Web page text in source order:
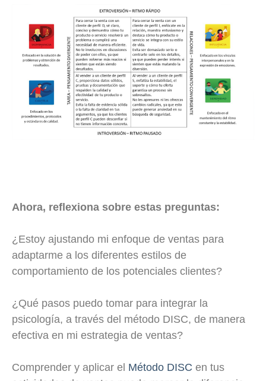
Ahora, reflexiona sobre estas preguntas:
¿Estoy ajustando mi enfoque de ventas para
adaptarme a los diferentes estilos de
comportamiento de los potenciales clientes?
¿Qué pasos puedo tomar para integrar la
psicología, a través del método DISC, de manera
efectiva en mi estrategia de ventas?
Comprender y aplicar el Método DISC en tus